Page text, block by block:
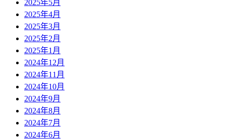
2025年5月
2025年4月
2025年3月
2025年2月
2025年1月
2024年12月
2024年11月
2024年10月
2024年9月
2024年8月
2024年7月
2024年6月